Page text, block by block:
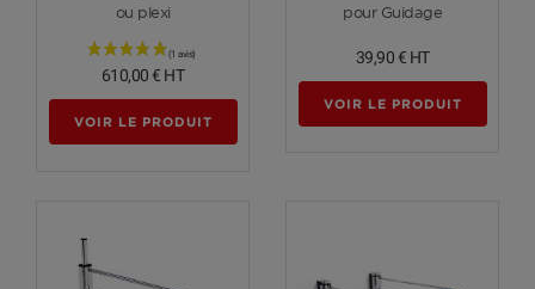
ou plexi
610,00 € HT
VOIR LE PRODUIT
pour Guidage
39,90 € HT
VOIR LE PRODUIT